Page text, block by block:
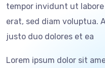
tempor invidunt ut
erat, sed diam voluptua.
justo duo dolores et ea
Lorem ipsum dolor sit